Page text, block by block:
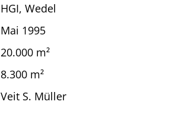
HGI, Wedel
Mai 1995
20.000 m²
8.300 m²
Veit S. Müller